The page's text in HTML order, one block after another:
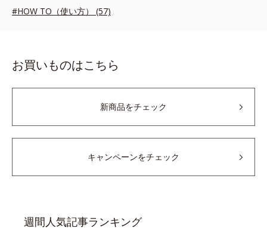
#HOW TO（使い方） (57)
お買いものはこちら
新商品をチェック
キャンペーンをチェック
週間人気記事ランキング